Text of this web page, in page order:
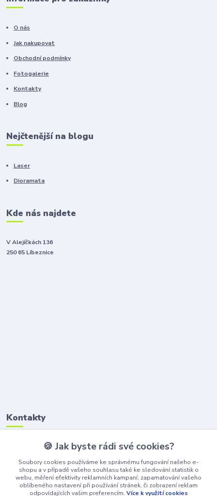
O nás
Jak nakupovat
Obchodní podmínky
Fotogalerie
Kontakty
Blog
Nejčtenější na blogu
Laser
Dioramata
Kde nás najdete
V Alejíčkách 136
250 65 Líbeznice
Kontakty
(Po-Pá, 8-16 hod.)
awepe@atelier-wepe.cz
🍪 Jak byste rádi své cookies?
Soubory cookies používáme ke správnému fungování našeho e-
shopu a v případě vašeho souhlasu také ke sledování statistik o
webu, měření efektivity reklamních kampaní, zapamatování vašeho
oblíbeného nastavení při používání stránek, či zobrazení reklam
odpovídajících vašim preferencím. Více k využití cookies